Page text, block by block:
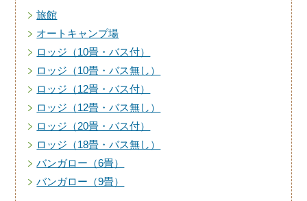
旅館
オートキャンプ場
ロッジ（10畳・バス付）
ロッジ（10畳・バス無し）
ロッジ（12畳・バス付）
ロッジ（12畳・バス無し）
ロッジ（20畳・バス付）
ロッジ（18畳・バス無し）
バンガロー（6畳）
バンガロー（9畳）